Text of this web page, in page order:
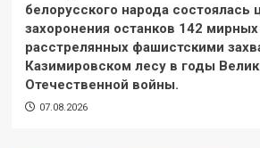
белорусского народа состоялась
захоронения останков 142
расстрелянных фашистскими
Казимировском лесу в годы
Отечественной войны.
07.08.2026